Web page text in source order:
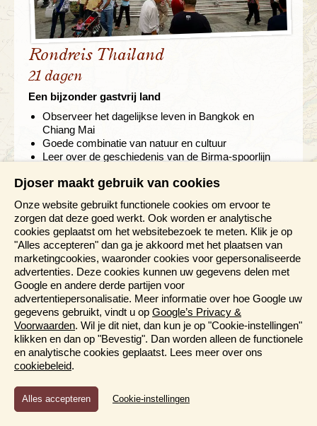
Rondreis Thailand
21 dagen
Een bijzonder gastvrij land
Observeer het dagelijkse leven in Bangkok en
Chiang Mai
Goede combinatie van natuur en cultuur
Leer over de geschiedenis van de Birma-spoorlijn
Sukhothai
reis
V.a. 2.395,- Bewaren
Bekijk reis
Bijkomende kosten 26,25 p.p. (o.b.v. 2 personen)
Djoser maakt gebruik van cookies
Onze website gebruikt functionele cookies om ervoor te
zorgen dat deze goed werkt. Ook worden er analytische
cookies geplaatst om het websitebezoek te meten. Klik je op
"Alles accepteren" dan ga je akkoord met het plaatsen van
marketingcookies, waaronder cookies voor gepersonaliseerde
advertenties. Deze cookies kunnen uw gegevens delen met
Google en andere derde partijen voor
advertentiepersonalisatie. Meer informatie over hoe Google uw
gegevens gebruikt, vindt u op Google’s Privacy &
Voorwaarden. Wil je dit niet, dan kun je op "Cookie-instellingen"
klikken en dan op "Bevestig". Dan worden alleen de functionele
en analytische cookies geplaatst. Lees meer over ons
cookiebeleid.
Functioneel en Analytisch
Cookies die er voor zorgen dat de website naar behoren
Cookie-instellingen